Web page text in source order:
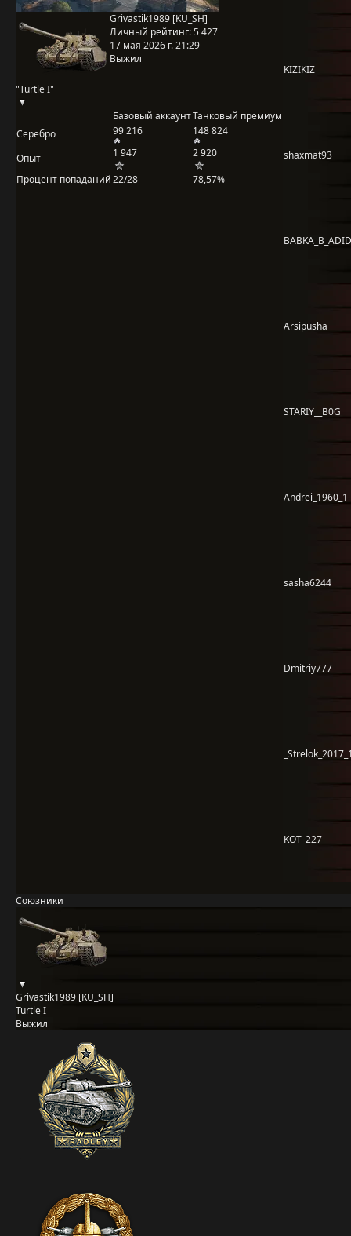
"Turtle I"
Grivastik1989 [KU_SH]
Личный рейтинг:5 427
17 мая 2026 г. 21:29
Выжил
Базовый аккаунтТанковый премиум
Серебро
99 216 148 824
Опыт 1 947
2 920
Процент попаданий22/28 78,57%
KIZIKIZ
shaxmat93
Arsipusha
STARIY__B0G
Andrei_1960_1
sasha6244
Dmitriy777
KOT_227
Союзники
Grivastik1989 [KU_SH]
Turtle I
Выжил